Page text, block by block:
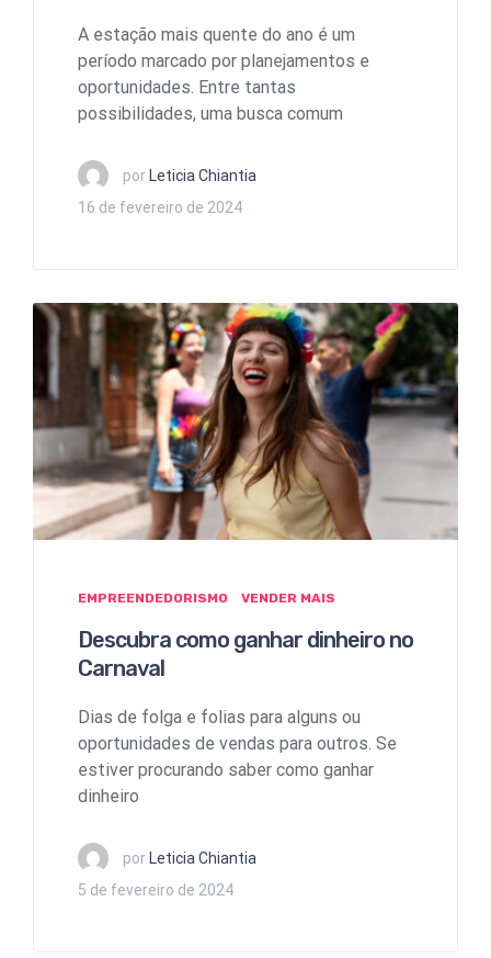
A estação mais quente do ano é um
período marcado por planejamentos e
oportunidades. Entre tantas
possibilidades, uma busca comum
porLeticia Chiantia
16 de fevereiro de 2024
EMPREENDEDORISMO VENDER MAIS
Descubra como ganhar dinheiro no
Carnaval
Dias de folga e folias para alguns ou
oportunidades de vendas para outros. Se
estiver procurando saber como ganhar
dinheiro
porLeticia Chiantia
5 de fevereiro de 2024